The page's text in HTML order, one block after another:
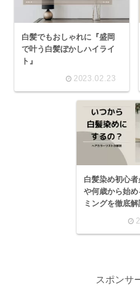
白髪でもおしゃれに『盛岡
で叶う白髪ぼかしハイライ
ト』
2023.02.23
白髪染め初心者
や何歳から始め
ミングを徹底解
スポンサ